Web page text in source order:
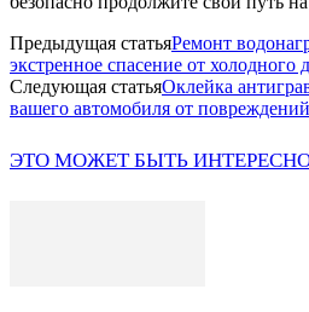
Предыдущая статьяРемонт
экстренное спасение от холодного
Следующая статьяОклейка
вашего автомобиля от повреждений
ЭТО МОЖЕТ БЫТЬ